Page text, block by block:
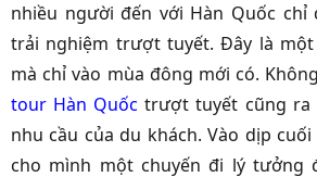
nhiều người đến với Hàn Quốc chỉ
trải nghiệm trượt tuyết. Đây là
mà chỉ vào mùa đông mới có.
tour Hàn Quốc trượt tuyết cũng ra
nhu cầu của du khách. Vào dịp
cho mình một chuyến đi lý tưởng